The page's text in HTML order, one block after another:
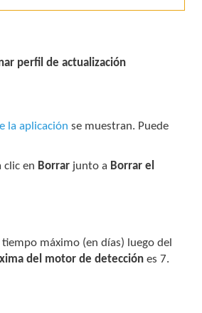
perfil de actualización
la aplicación se muestran. Puede
clic en Borrar junto a Borrar el
máximo (en días) luego del
del motor de detección es 7.